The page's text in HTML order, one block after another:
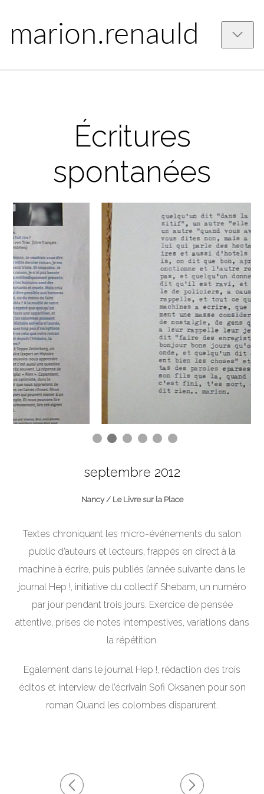
Écritures
spontanées
septembre 2012
Nancy / Le Livre sur la Place
Textes chroniquant les micro-événements du salon
public d’auteurs et lecteurs, frappés en direct à la
machine à écrire, puis publiés l’année suivante dans le
journal Hep !, initiative du collectif Shebam, un numéro
par jour pendant trois jours. Exercice de pensée
attentive, prises de notes intempestives, variations dans
la répétition.
Egalement dans le journal Hep !, rédaction des trois
éditos et interview de l’écrivain Sofi Oksanen pour son
roman Quand les colombes disparurent.